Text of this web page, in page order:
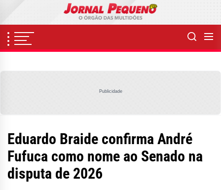
content
Publicidade
Eduardo Braide confirma André
Fufuca como nome ao Senado na
disputa de 2026